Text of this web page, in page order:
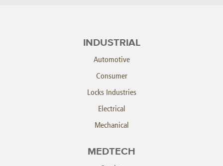
INDUSTRIAL
Automotive
Consumer
Locks Industries
Electrical
Mechanical
MEDTECH